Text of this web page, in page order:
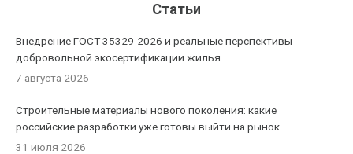
Статьи
Внедрение ГОСТ 35329-2026 и реальные перспективы
добровольной экосертификации жилья
7 августа 2026
Строительные материалы нового поколения: какие
российские разработки уже готовы выйти на рынок
31 июля 2026